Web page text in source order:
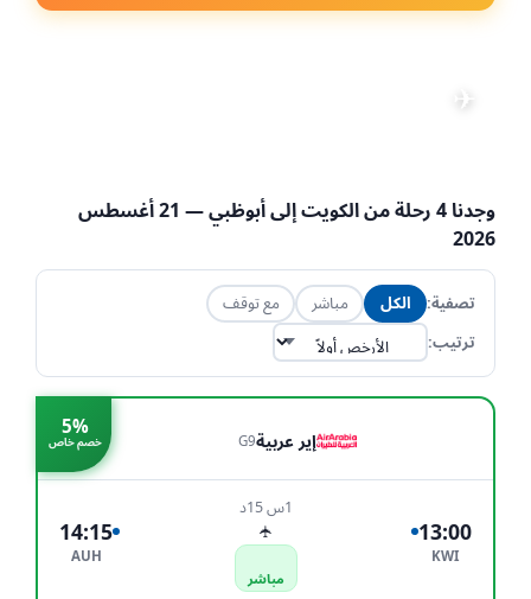
✈
وجدنا 4 رحلة منالكويتإلىأبوظبي
— 21 أغسطس
2026
تصفية: الكل مباشر
مع توقف
ترتيب:
5%
خصم خاص إير عربيةG9
13:00
KWI
1س 15د
✈
مباشر
14:15
AUH